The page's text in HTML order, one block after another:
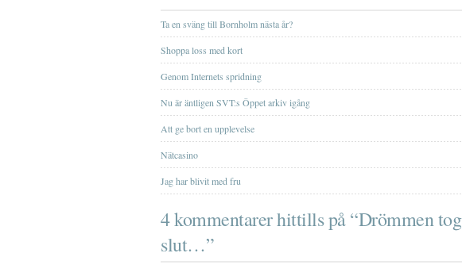
Ta en sväng till Bornholm nästa år?
Shoppa loss med kort
Genom Internets spridning
Nu är äntligen SVT:s Öppet arkiv igång
Att ge bort en upplevelse
Nätcasino
Jag har blivit med fru
4 kommentarer hittills på “Drömmen tog
slut…”